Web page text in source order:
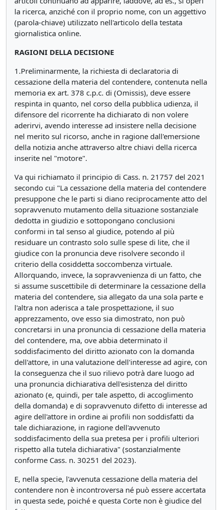
la ricerca, anziché con il proprio nome, con un aggettivo
(parola-chiave) utilizzato nell'articolo della testata
giornalistica online.
RAGIONI DELLA DECISIONE
1.Preliminarmente, la richiesta di declaratoria di
cessazione della materia del contendere, contenuta nella
memoria ex art. 378 c.p.c. di (Omissis), deve essere
respinta in quanto, nel corso della pubblica udienza, il
difensore del ricorrente ha dichiarato di non volere
aderirvi, avendo interesse ad insistere nella decisione
nel merito sul ricorso, anche in ragione dall'emersione
della notizia anche attraverso altre chiavi della ricerca
inserite nel "motore".
Va qui richiamato il principio di Cass. n. 21757 del 2021
secondo cui "La cessazione della materia del contendere
presuppone che le parti si diano reciprocamente atto del
sopravvenuto mutamento della situazione sostanziale
dedotta in giudizio e sottopongano conclusioni
conformi in tal senso al giudice, potendo al più
residuare un contrasto solo sulle spese di lite, che il
giudice con la pronuncia deve risolvere secondo il
criterio della cosiddetta soccombenza virtuale.
Allorquando, invece, la sopravvenienza di un fatto, che
si assume suscettibile di determinare la cessazione della
materia del contendere, sia allegato da una sola parte e
l'altra non aderisca a tale prospettazione, il suo
apprezzamento, ove esso sia dimostrato, non può
concretarsi in una pronuncia di cessazione della materia
del contendere, ma, ove abbia determinato il
soddisfacimento del diritto azionato con la domanda
dell'attore, in una valutazione dell'interesse ad agire, con
la conseguenza che il suo rilievo potrà dare luogo ad
una pronuncia dichiarativa dell'esistenza del diritto
azionato (e, quindi, per tale aspetto, di accoglimento
della domanda) e di sopravvenuto difetto di interesse ad
agire dell'attore in ordine ai profili non soddisfatti da
tale dichiarazione, in ragione dell'avvenuto
soddisfacimento della sua pretesa per i profili ulteriori
rispetto alla tutela dichiarativa" (sostanzialmente
conforme Cass. n. 30251 del 2023).
E, nella specie, l'avvenuta cessazione della materia del
contendere non è incontroversa né può essere accertata
in questa sede, poiché e questa Corte non è giudice del